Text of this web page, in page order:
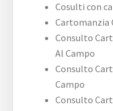
Cosulti con
Cartomanzia
Consulto
Al Campo
Consulto
Campo
Consulto